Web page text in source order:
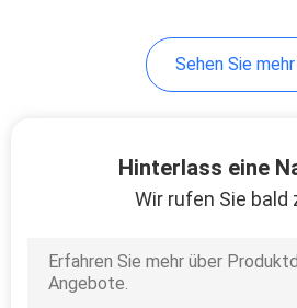
Sehen Sie mehr
Hinterlass eine
Wir rufen Sie bald